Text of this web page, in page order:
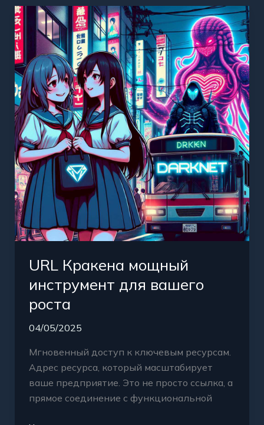
URL Кракена мощный
инструмент для вашего
роста
04/05/2025
Мгновенный доступ к ключевым ресурсам.
Адрес ресурса, который масштабирует
ваше предприятие. Это не просто ссылка, а
прямое соединение с функциональной
URL
Кракена
мощный
инструмент
для
вашего
роста